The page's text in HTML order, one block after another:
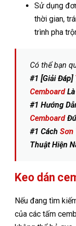
Sử dụng
thời gian,
trình pha
Có thể bạn
#1 [Giải Đáp]
Cemboard
#1 Hướng
Cemboard
#1 Cách Sơn
Thuật Hiện
Keo dán
Nếu đang tìm
của các tấm